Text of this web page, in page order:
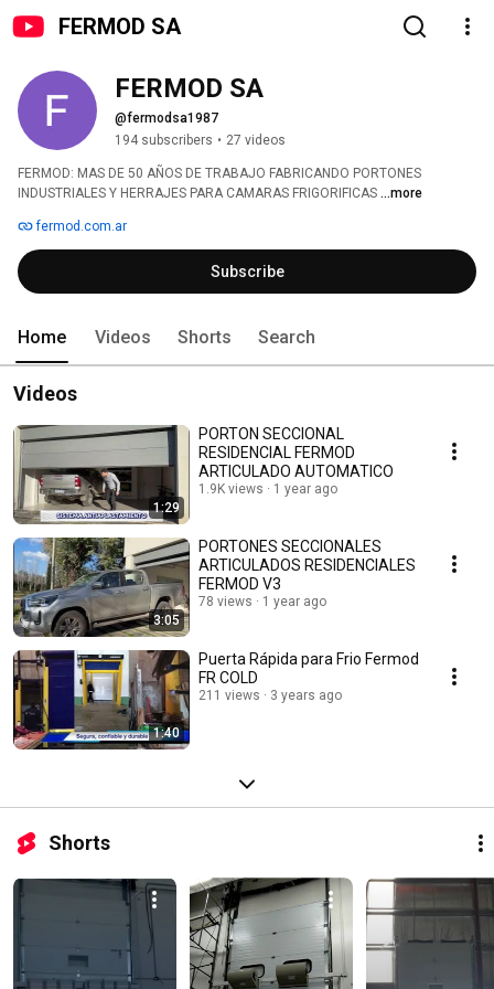
FERMOD SA
FERMOD SA
@fermodsa1987
194 subscribers • 27 videos
FERMOD: MAS DE 50 AÑOS DE TRABAJO FABRICANDO PORTONES
INDUSTRIALES Y HERRAJES PARA CAMARAS FRIGORIFICAS ...more
fermod.com.ar
Subscribe
Home Videos Shorts Search
Videos
1:29
PORTON SECCIONAL
RESIDENCIAL FERMOD
ARTICULADO AUTOMATICO
1.9K views 1 year ago
3:05
PORTONES SECCIONALES
ARTICULADOS RESIDENCIALES
FERMOD V3
78 views 1 year ago
1:40
Puerta Rápida para Frio Fermod
FR COLD
211 views 3 years ago
Shorts